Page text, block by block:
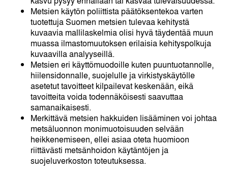
Metsien käytön poliittista päätöksentekoa varten
tuotettuja Suomen metsien tulevaa kehitystä
kuvaavia mallilaskelmia olisi hyvä täydentää muun
muassa ilmastomuutoksen erilaisia kehityspolkuja
kuvaavilla analyyseillä.
Metsien eri käyttömuodoille kuten puuntuotannolle,
hiilensidonnalle, suojelulle ja virkistyskäytölle
asetetut tavoitteet kilpailevat keskenään, eikä
tavoitteita voida todennäköisesti saavuttaa
samanaikaisesti.
Merkittävä metsien hakkuiden lisääminen voi johtaa
metsäluonnon monimuotoisuuden selvään
heikkenemiseen, ellei asiaa oteta huomioon
riittävästi metsänhoidon käytäntöjen ja
suojeluverkoston toteutuksessa.